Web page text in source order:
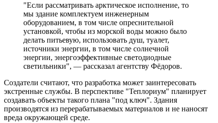
"Если рассматривать арктическое исполнение, то
мы здание комплектуем инженерным
оборудованием, в том числе опреснительной
установкой, чтобы из морской воды можно было
делать питьевую, использовать душ, туалет,
источники энергии, в том числе солнечной
энергии, энергоэффективные светодиодные
светильники", — рассказал агентству Фёдоров.
Создатели считают, что разработка может заинтересовать
экстренные службы. В перспективе "Теплориум" планирует
создавать объекты такого плана "под ключ". Здания
производятся из перерабатываемых материалов и не наносят
вреда окружающей среде.